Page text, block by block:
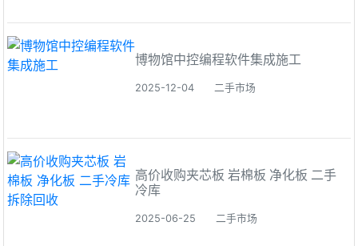
博物馆中控编程软件集成施工
2025-12-04 二手市场
高价收购夹芯板 岩棉板 净化板 二手
冷库
2025-06-25 二手市场